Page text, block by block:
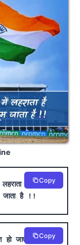
है
जाता है !!
Copy
जाए
Copy